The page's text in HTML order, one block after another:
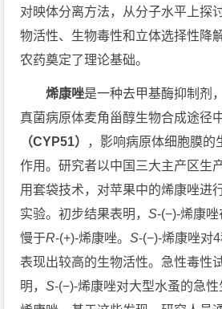
对映体分离方法，从分子水平上探
物活性、生物毒性和立体选择性降
农药奠定了理论基础。
烯康唑是一种去甲基酶抑制剂
真菌病原体麦角甾醇生物合成途径
（CYP51） ，影响病原体细胞膜的
作用。研究者以中国三大主产区生
用套袋技术，对苹果中的烯康唑进
实验。初步结果表明，S-(−)-烯康
慢于R-(+)-烯康唑。S-(−)-烯康唑对
表现出较高的生物活性。急性毒性
明，S-(−)-烯康唑对大型水蚤的急